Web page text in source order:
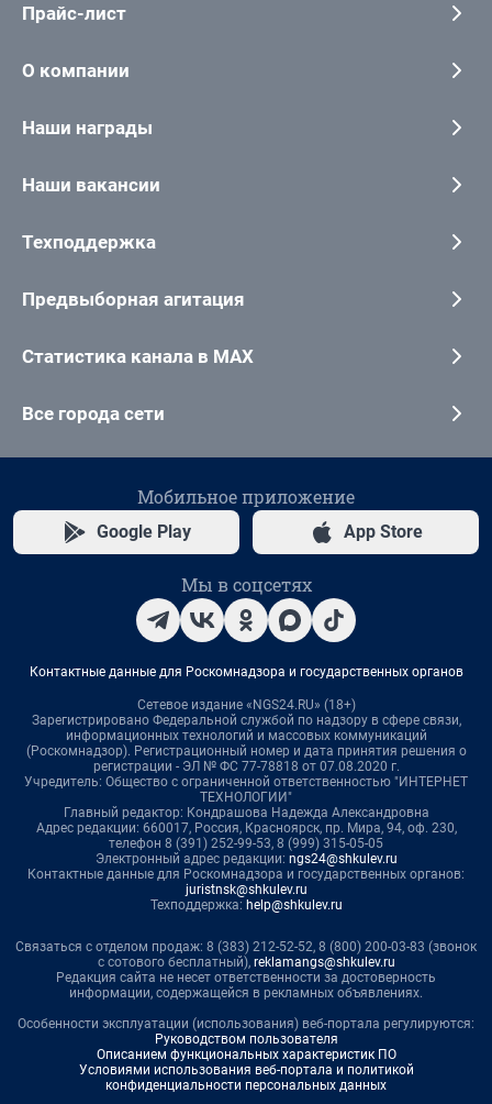
Прайс-лист
О компании
Наши награды
Наши вакансии
Техподдержка
Предвыборная агитация
Статистика канала в MAX
Все города сети
Мобильное приложение
Google Play App Store
Мы в соцсетях
Контактные данные для Роскомнадзора и государственных органов
Сетевое издание «NGS24.RU» (18+)
Зарегистрировано Федеральной службой по надзору в сфере связи,
информационных технологий и массовых коммуникаций
(Роскомнадзор). Регистрационный номер и дата принятия решения о
регистрации - ЭЛ № ФС 77-78818 от 07.08.2020 г.
Учредитель: Общество с ограниченной ответственностью "ИНТЕРНЕТ
ТЕХНОЛОГИИ"
Главный редактор: Кондрашова Надежда Александровна
Адрес редакции: 660017, Россия, Красноярск, пр. Мира, 94, оф. 230,
телефон 8 (391) 252-99-53, 8 (999) 315-05-05
Электронный адрес редакции: ngs24@shkulev.ru
Контактные данные для Роскомнадзора и государственных органов:
juristnsk@shkulev.ru
Техподдержка: help@shkulev.ru
Связаться с отделом продаж: 8 (383) 212-52-52, 8 (800) 200-03-83 (звонок
с сотового бесплатный), reklamangs@shkulev.ru
Редакция сайта не несет ответственности за достоверность
информации, содержащейся в рекламных объявлениях.
Особенности эксплуатации (использования) веб-портала регулируются:
Руководством пользователя
Описанием функциональных характеристик ПО
Условиями использования веб-портала и политикой
конфиденциальности персональных данных